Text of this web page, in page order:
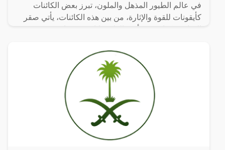
في عالم الطيور المذهل والملون، تبرز بعض الكائنات
كأيقونات للقوة والإثارة، من بين هذه الكائنات، يأتي صقر